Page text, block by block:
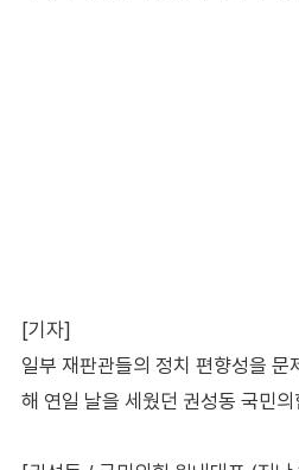
[기자]
일부 재판관들의 정치 편향성을 문
해 연일 날을 세웠던 권성동 국민